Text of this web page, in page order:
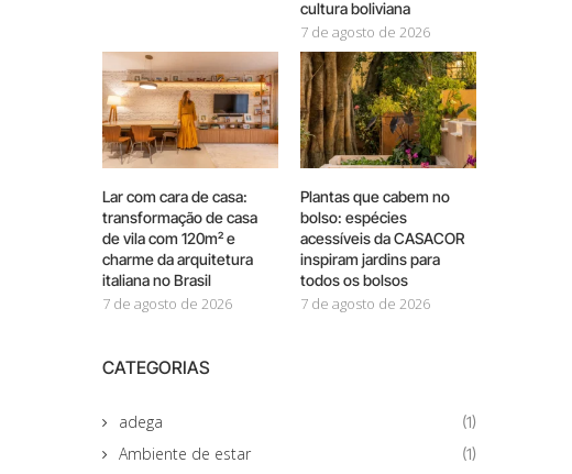
cultura boliviana
7 de agosto de 2026
Lar com cara de casa:
transformação de casa
de vila com 120m² e
charme da arquitetura
italiana no Brasil
7 de agosto de 2026
Plantas que cabem no
bolso: espécies
acessíveis da CASACOR
inspiram jardins para
todos os bolsos
7 de agosto de 2026
CATEGORIAS
adega (1)
Ambiente de estar (1)